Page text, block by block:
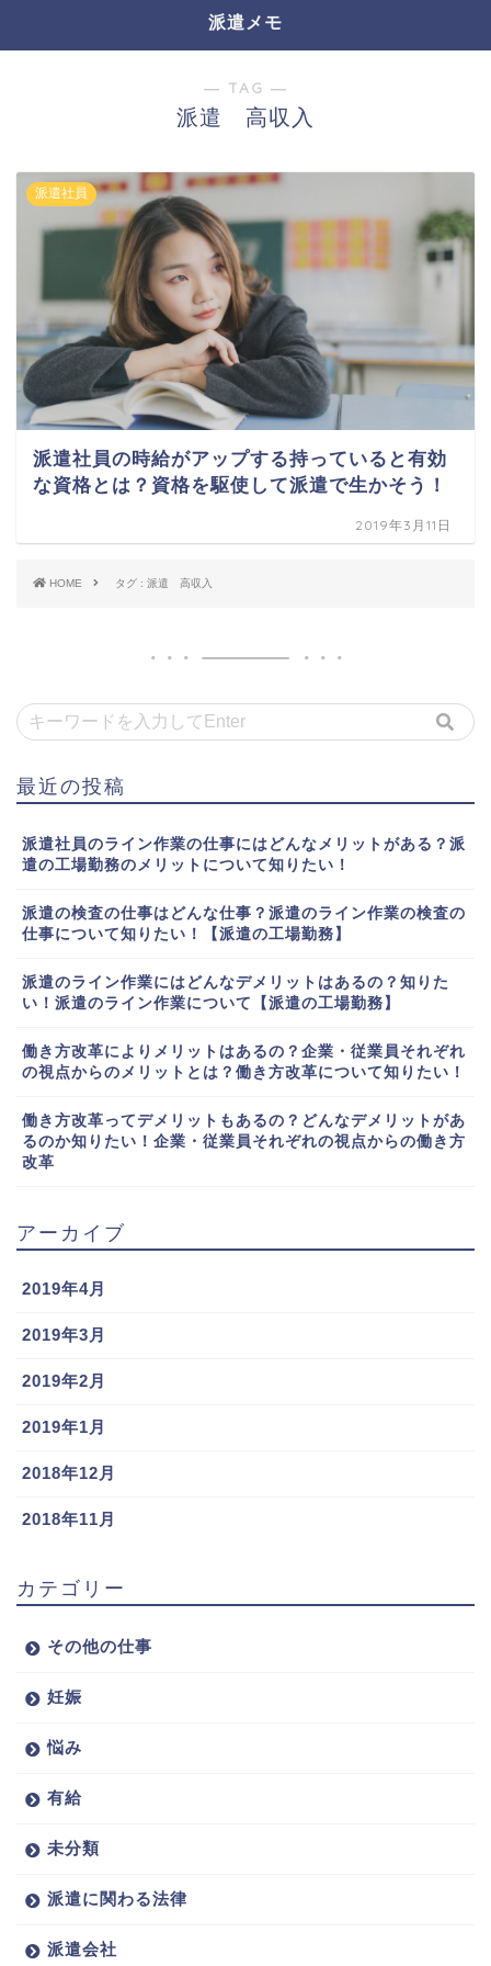
派遣メモ
― TAG ―
派遣 高収入
派遣社員
派遣社員の時給がアップする持っていると有効
な資格とは？資格を駆使して派遣で生かそう！
2019年3月11日
HOME タグ : 派遣 高収入
最近の投稿
派遣社員のライン作業の仕事にはどんなメリットがある？派
遣の工場勤務のメリットについて知りたい！
派遣の検査の仕事はどんな仕事？派遣のライン作業の検査の
仕事について知りたい！【派遣の工場勤務】
派遣のライン作業にはどんなデメリットはあるの？知りた
い！派遣のライン作業について【派遣の工場勤務】
働き方改革によりメリットはあるの？企業・従業員それぞれ
の視点からのメリットとは？働き方改革について知りたい！
働き方改革ってデメリットもあるの？どんなデメリットがあ
るのか知りたい！企業・従業員それぞれの視点からの働き方
改革
アーカイブ
2019年4月
2019年3月
2019年2月
2019年1月
2018年12月
2018年11月
カテゴリー
その他の仕事
妊娠
悩み
有給
未分類
派遣に関わる法律
派遣会社